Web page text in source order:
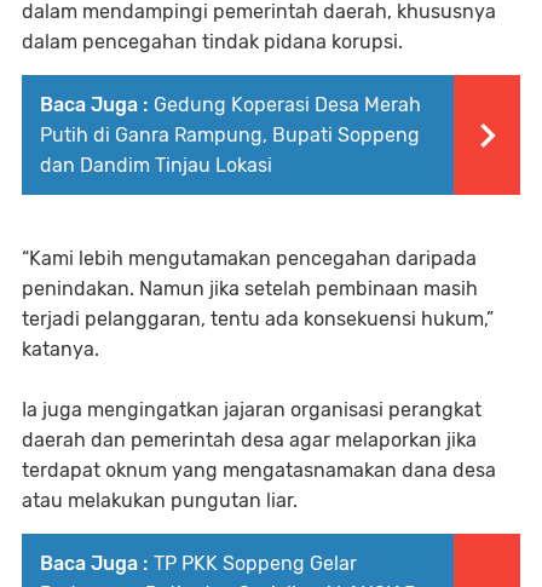
dalam mendampingi pemerintah daerah, khususnya
dalam pencegahan tindak pidana korupsi.
Baca Juga : Gedung Koperasi Desa Merah
Putih di Ganra Rampung, Bupati Soppeng
dan Dandim Tinjau Lokasi
“Kami lebih mengutamakan pencegahan daripada
penindakan. Namun jika setelah pembinaan masih
terjadi pelanggaran, tentu ada konsekuensi hukum,”
katanya.
Ia juga mengingatkan jajaran organisasi perangkat
daerah dan pemerintah desa agar melaporkan jika
terdapat oknum yang mengatasnamakan dana desa
atau melakukan pungutan liar.
Baca Juga : TP PKK Soppeng Gelar